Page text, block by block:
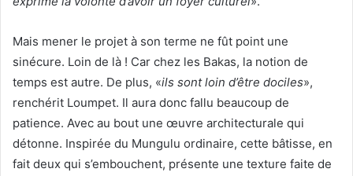
Mais mener le projet à son terme ne fût point une
sinécure. Loin de là ! Car chez les Bakas, la notion de
temps est autre. De plus, «ils sont loin d’être dociles»,
renchérit Loumpet. Il aura donc fallu beaucoup de
patience. Avec au bout une œuvre architecturale qui
détonne. Inspirée du Mungulu ordinaire, cette bâtisse, en
fait deux qui s’embouchent, présente une texture faite de